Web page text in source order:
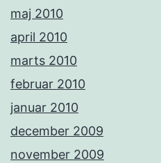
maj 2010
april 2010
marts 2010
februar 2010
januar 2010
december 2009
november 2009